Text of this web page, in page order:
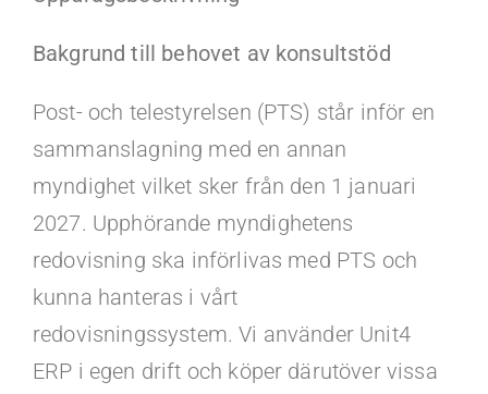
Portal
Bakgrund till behovet av konsultstöd
Post- och telestyrelsen (PTS) står inför en
sammanslagning med en annan
myndighet vilket sker från den 1 januari
2027. Upphörande myndighetens
redovisning ska införlivas med PTS och
kunna hanteras i vårt
redovisningssystem. Vi använder Unit4
ERP i egen drift och köper därutöver vissa